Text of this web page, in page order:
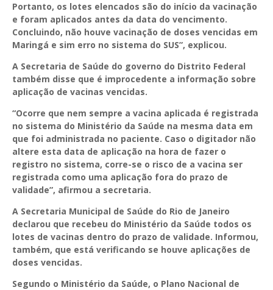
Portanto, os lotes elencados são do início da vacinação
e foram aplicados antes da data do vencimento.
Concluindo, não houve vacinação de doses vencidas em
Maringá e sim erro no sistema do SUS”, explicou.
A Secretaria de Saúde do governo do Distrito Federal
também disse que é improcedente a informação sobre
aplicação de vacinas vencidas.
“Ocorre que nem sempre a vacina aplicada é registrada
no sistema do Ministério da Saúde na mesma data em
que foi administrada no paciente. Caso o digitador não
altere esta data de aplicação na hora de fazer o
registro no sistema, corre-se o risco de a vacina ser
registrada como uma aplicação fora do prazo de
validade”, afirmou a secretaria.
A Secretaria Municipal de Saúde do Rio de Janeiro
declarou que recebeu do Ministério da Saúde todos os
lotes de vacinas dentro do prazo de validade. Informou,
também, que está verificando se houve aplicações de
doses vencidas.
Segundo o Ministério da Saúde, o Plano Nacional de